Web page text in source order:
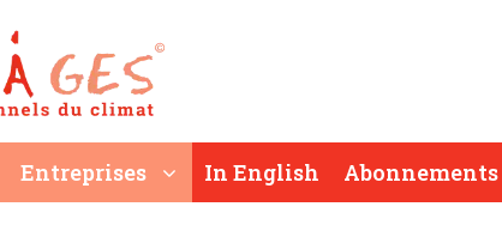
Entreprises In English Abonnements